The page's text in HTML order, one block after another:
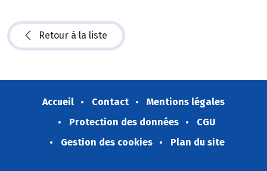
Retour à la liste
Accueil Contact
Mentions légales
Protection des données
CGU
Gestion des cookies
Plan du site